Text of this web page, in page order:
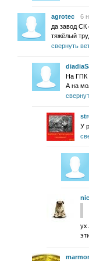
agrotec
6
да завод СК
тяжёлый
свернуть
На ГПК
А на
У